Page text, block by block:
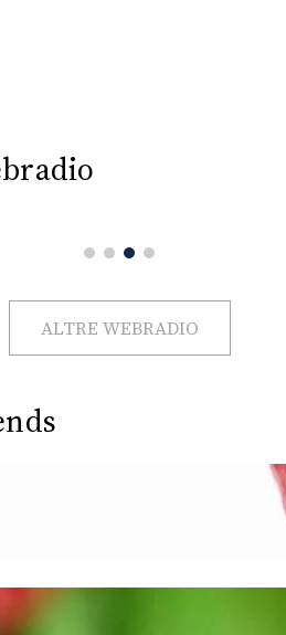
ALTRE WEBRADIO